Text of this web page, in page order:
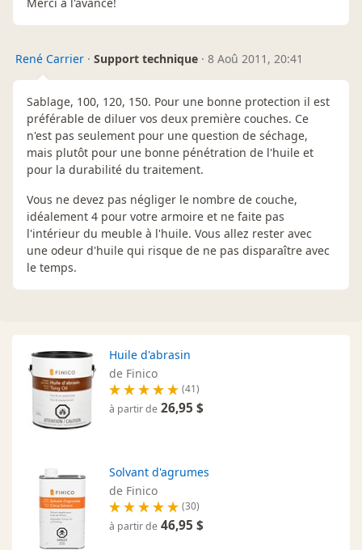
René Carrier · Support technique · 8 Aoû 2011, 20:41
Sablage, 100, 120, 150. Pour une bonne protection il est
préférable de diluer vos deux première couches. Ce
n'est pas seulement pour une question de séchage,
mais plutôt pour une bonne pénétration de l'huile et
pour la durabilité du traitement.
Vous ne devez pas négliger le nombre de couche,
idéalement 4 pour votre armoire et ne faite pas
l'intérieur du meuble à l'huile. Vous allez rester avec
une odeur d'huile qui risque de ne pas disparaître avec
le temps.
Huile d'abrasin
de Finico
(41)
à partir de 26,95 $
Solvant d'agrumes
de Finico
(30)
à partir de 46,95 $